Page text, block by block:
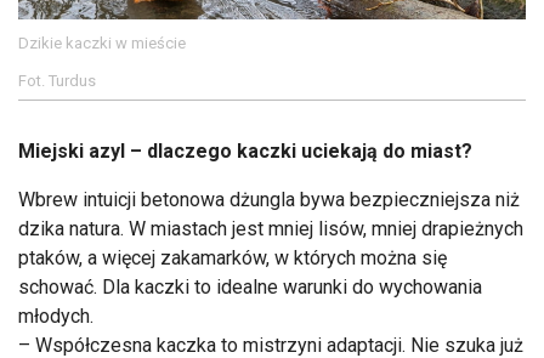
Dzikie kaczki w mieście
Fot. Turdus
Miejski azyl – dlaczego kaczki uciekają do miast?
Wbrew intuicji betonowa dżungla bywa bezpieczniejsza niż
dzika natura. W miastach jest mniej lisów, mniej drapieżnych
ptaków, a więcej zakamarków, w których można się
schować. Dla kaczki to idealne warunki do wychowania
młodych.
– Współczesna kaczka to mistrzyni adaptacji. Nie szuka już